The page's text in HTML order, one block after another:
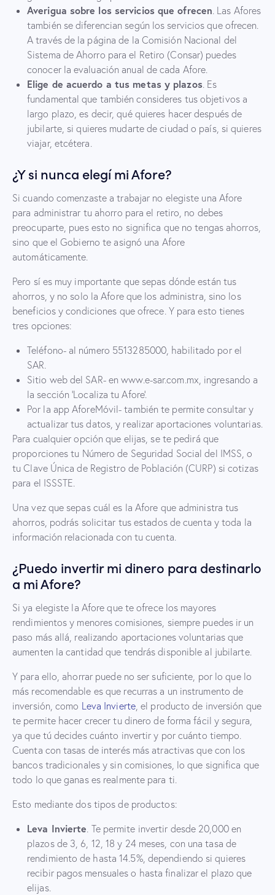
Averigua sobre los servicios que ofrecen. Las Afores
también se diferencian según los servicios que ofrecen.
A través de la página de la Comisión Nacional del
Sistema de Ahorro para el Retiro (Consar) puedes
conocer la evaluación anual de cada Afore.
Elige de acuerdo a tus metas y plazos. Es
fundamental que también consideres tus objetivos a
largo plazo, es decir, qué quieres hacer después de
jubilarte, si quieres mudarte de ciudad o país, si quieres
viajar, etcétera.
¿Y si nunca elegí mi Afore?
Si cuando comenzaste a trabajar no elegiste una Afore
para administrar tu ahorro para el retiro, no debes
preocuparte, pues esto no significa que no tengas ahorros,
sino que el Gobierno te asignó una Afore
automáticamente.
Pero sí es muy importante que sepas dónde están tus
ahorros, y no solo la Afore que los administra, sino los
beneficios y condiciones que ofrece. Y para esto tienes
tres opciones:
Teléfono- al número 5513285000, habilitado por el
SAR.
Sitio web del SAR- en www.e-sar.com.mx, ingresando a
la sección ‘Localiza tu Afore’.
Por la app AforeMóvil- también te permite consultar y
actualizar tus datos, y realizar aportaciones voluntarias.
Para cualquier opción que elijas, se te pedirá que
proporciones tu Número de Seguridad Social del IMSS, o
tu Clave Única de Registro de Población (CURP) si cotizas
para el ISSSTE.
Una vez que sepas cuál es la Afore que administra tus
ahorros, podrás solicitar tus estados de cuenta y toda la
información relacionada con tu cuenta.
¿Puedo invertir mi dinero para destinarlo
a mi Afore?
Si ya elegiste la Afore que te ofrece los mayores
rendimientos y menores comisiones, siempre puedes ir un
paso más allá, realizando aportaciones voluntarias que
aumenten la cantidad que tendrás disponible al jubilarte.
Y para ello, ahorrar puede no ser suficiente, por lo que lo
más recomendable es que recurras a un instrumento de
inversión, como Leva Invierte, el producto de inversión que
te permite hacer crecer tu dinero de forma fácil y segura,
ya que tú decides cuánto invertir y por cuánto tiempo.
Cuenta con tasas de interés más atractivas que con los
bancos tradicionales y sin comisiones, lo que significa que
todo lo que ganas es realmente para ti.
Esto mediante dos tipos de productos:
Leva Invierte. Te permite invertir desde 20,000 en
plazos de 3, 6, 12, 18 y 24 meses, con una tasa de
rendimiento de hasta 14.5%, dependiendo si quieres
recibir pagos mensuales o hasta finalizar el plazo que
elijas.